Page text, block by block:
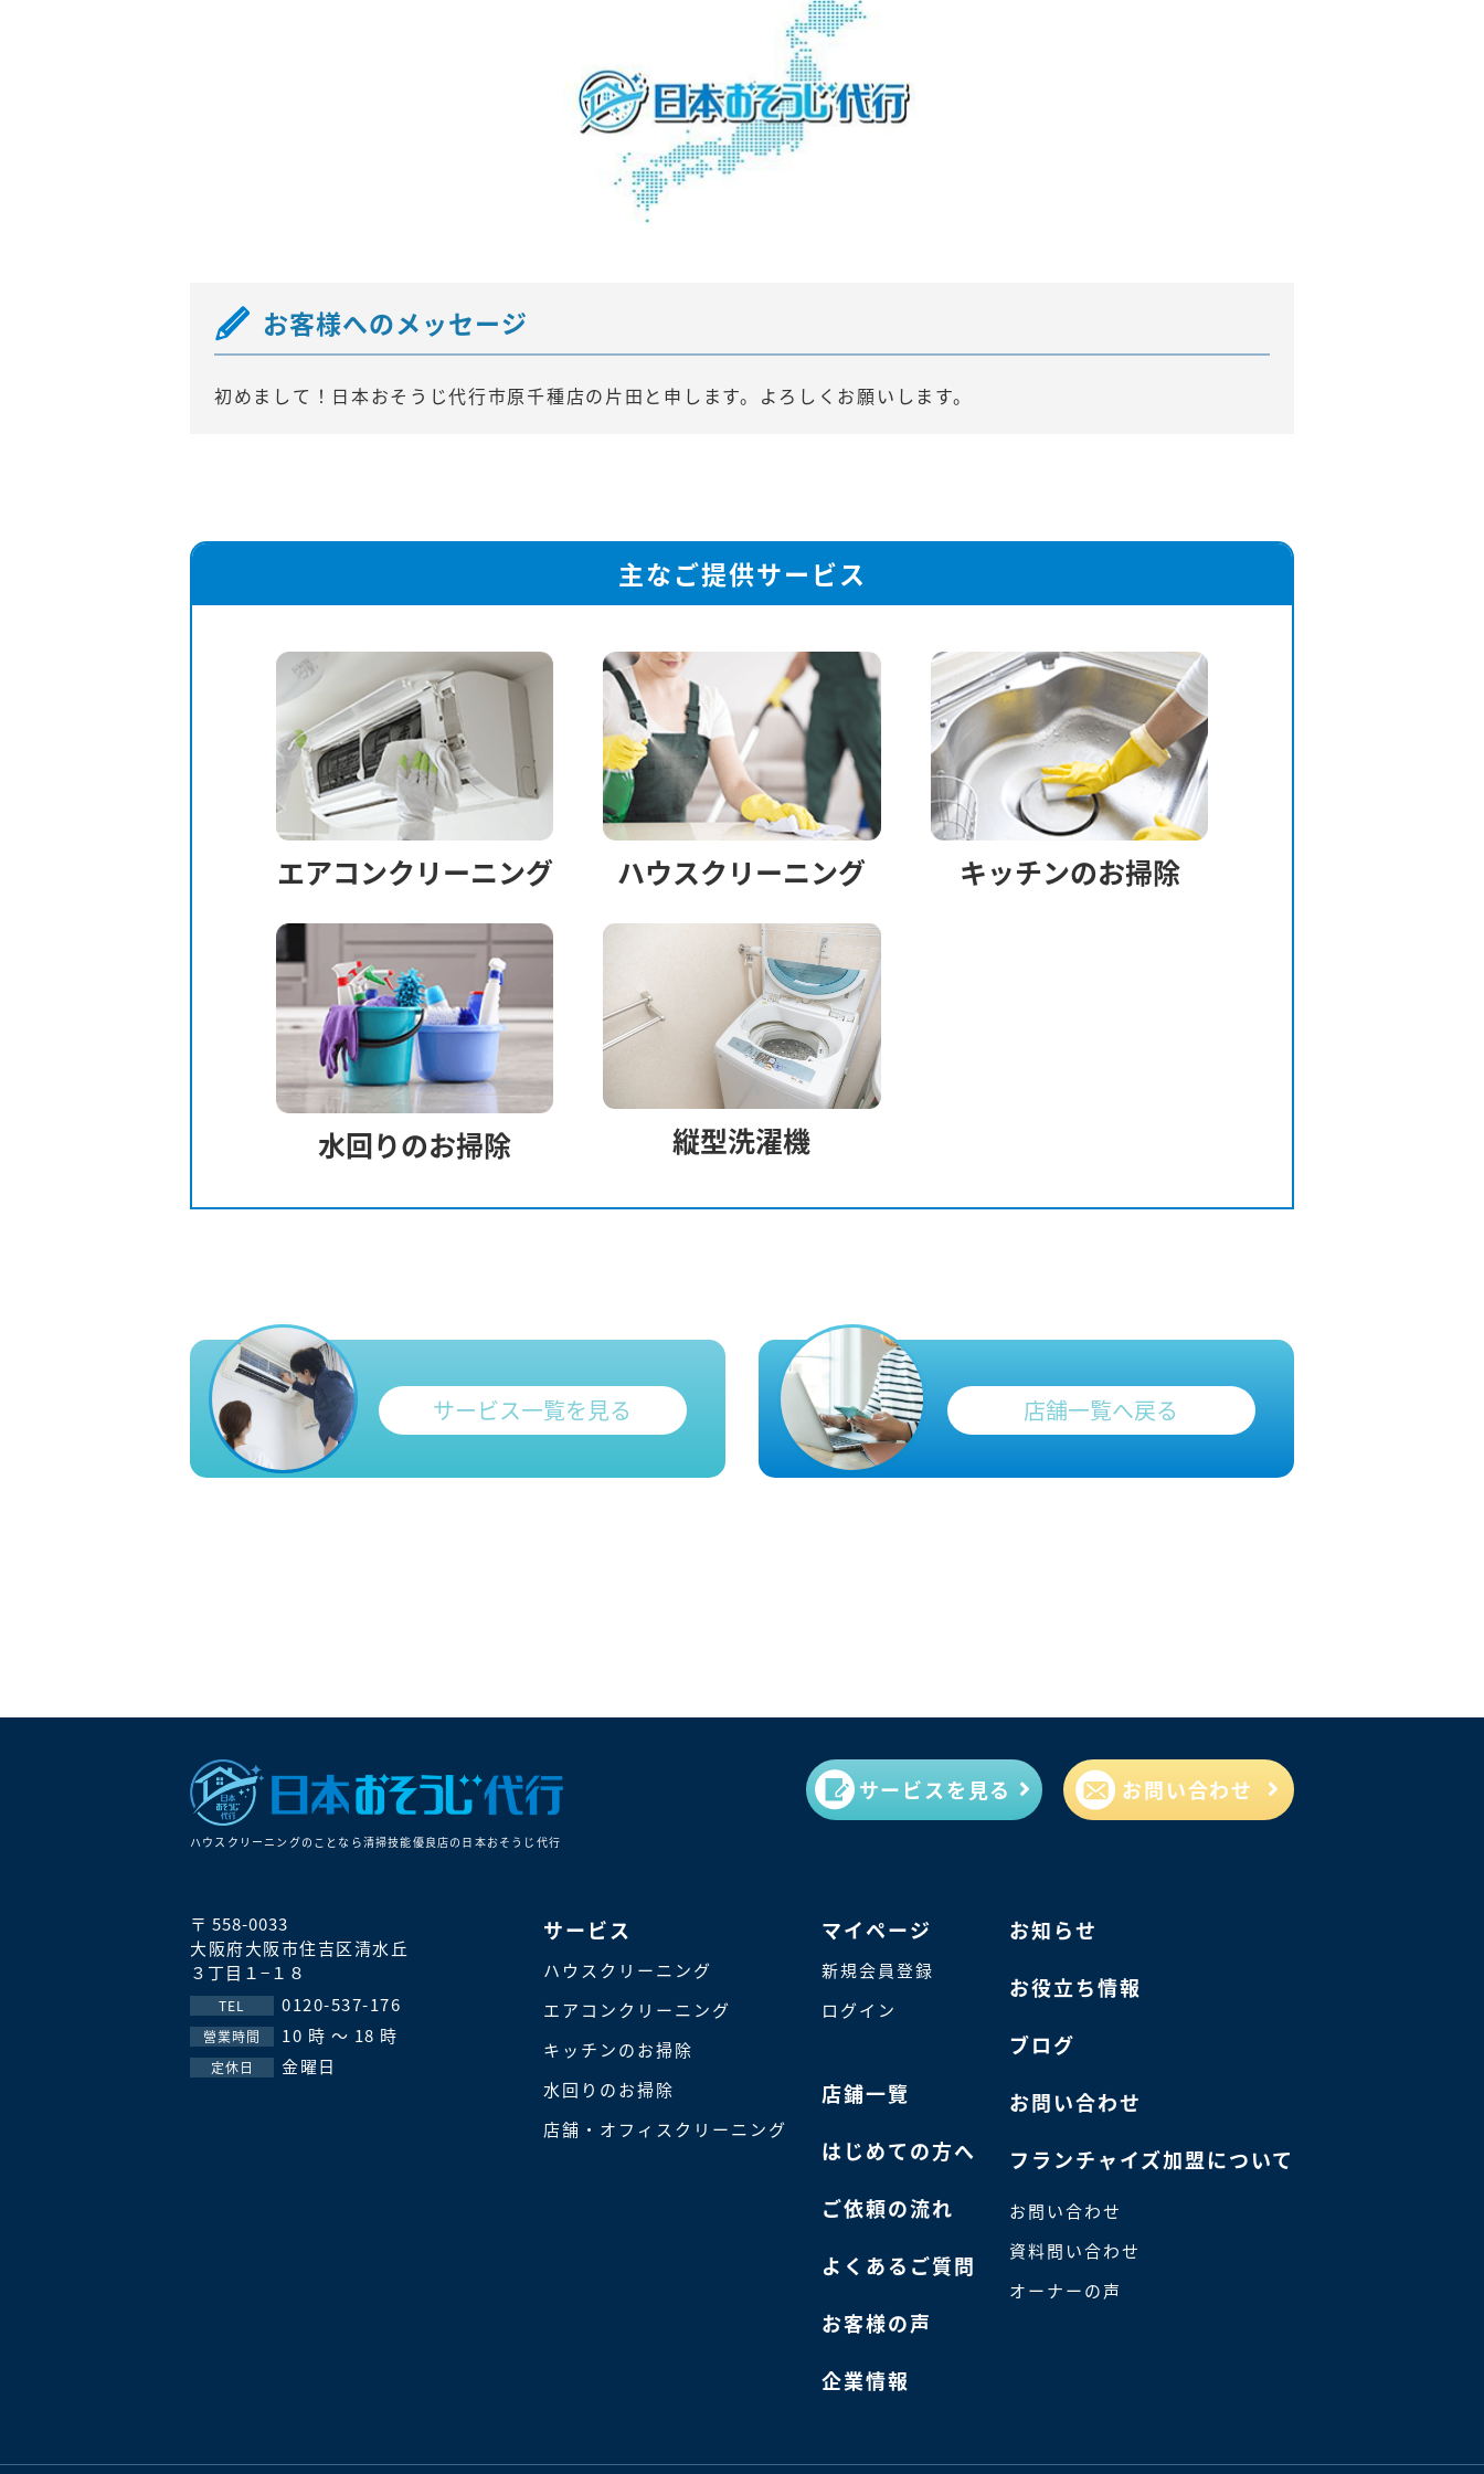
お客様へのメッセージ
初めまして！日本おそうじ代行市原千種店の片田と申します。よろしくお願いします。
主なご提供サービス
エアコンクリーニング ハウスクリーニング キッチンのお掃除
水回りのお掃除 縦型洗濯機
サービス一覧を見る 店舗一覧へ戻る
ハウスクリーニングのことなら清掃技能優良店の⽇本おそうじ代⾏
サービスを見る お問い合わせ
〒 558-0033
大阪府大阪市住吉区清水丘
３丁目１−１８
TEL 0120-537-176
營業時間 10 時 ～ 18 時
定休日 金曜日
サービス
ハウスクリーニング
エアコンクリーニング
キッチンのお掃除
水回りのお掃除
店舗・オフィスクリーニング
マイページ
新規会員登録
ログイン
店鋪一覽
はじめての方へ
ご依頼の流れ
よくあるご質問
お客様の声
企業情報
お知らせ
お役立ち情報
ブログ
お問い合わせ
フランチャイズ加盟について
お問い合わせ
資料問い合わせ
オーナーの声